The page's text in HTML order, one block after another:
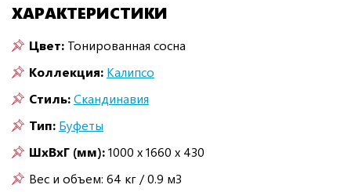
ХАРАКТЕРИСТИКИ
Цвет: Тонированная сосна
Коллекция: Калипсо
Стиль:Скандинавия
Тип: Буфеты
ШxВxГ (мм):1000 x 1660 x 430
Вес и объем: 64 кг / 0.9 м3